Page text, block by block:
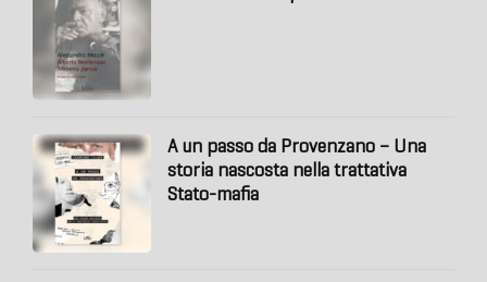
A un passo da Provenzano – Una
storia nascosta nella trattativa
Stato-mafia